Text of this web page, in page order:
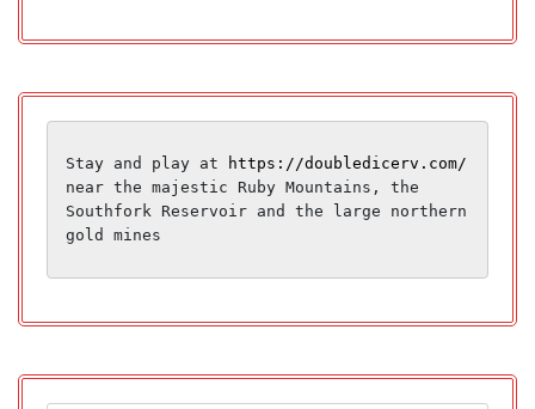
Stay and play at
https://doubledicerv.com/
near the majestic Ruby Mountains, the
Southfork Reservoir and the large northern
gold mines